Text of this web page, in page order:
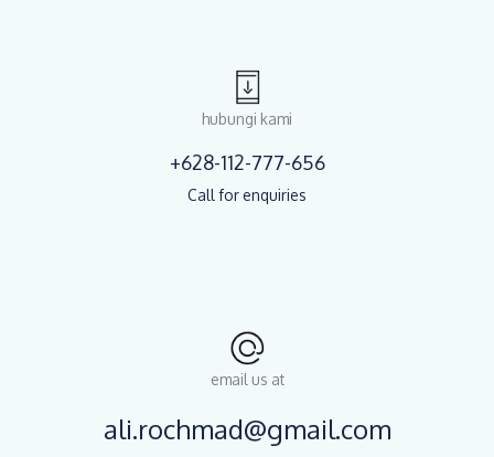
hubungi kami
+628-112-777-656
Call for enquiries
email us at
ali.rochmad@gmail.com